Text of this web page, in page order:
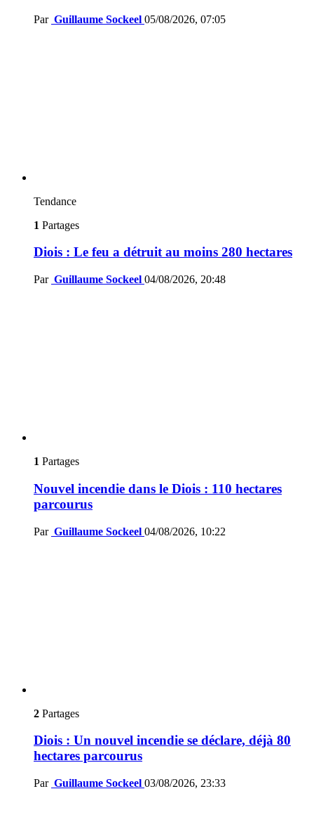
Par Guillaume Sockeel 05/08/2026, 07:05
Tendance
1 Partages
Diois : Le feu a détruit au moins 280 hectares
Par Guillaume Sockeel 04/08/2026, 20:48
1 Partages
Nouvel incendie dans le Diois : 110 hectares
parcourus
Par Guillaume Sockeel 04/08/2026, 10:22
2 Partages
Diois : Un nouvel incendie se déclare, déjà 80
hectares parcourus
Par Guillaume Sockeel 03/08/2026, 23:33